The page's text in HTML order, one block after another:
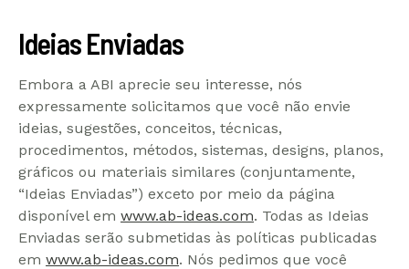
Ideias Enviadas
Embora a ABI aprecie seu interesse, nós
expressamente solicitamos que você não envie
ideias, sugestões, conceitos, técnicas,
procedimentos, métodos, sistemas, designs, planos,
gráficos ou materiais similares (conjuntamente,
“Ideias Enviadas”) exceto por meio da página
disponível em www.ab-ideas.com. Todas as Ideias
Enviadas serão submetidas às políticas publicadas
em www.ab-ideas.com. Nós pedimos que você